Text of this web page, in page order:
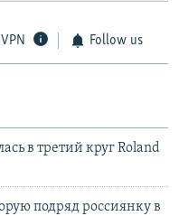
Follow us
в третий круг Roland
подряд россиянку в